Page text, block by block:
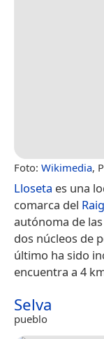
Foto: Wikimedia,
Lloseta es una
comarca del
autónoma de las
dos núcleos de
último ha sido
encuentra a 4
Selva
pueblo